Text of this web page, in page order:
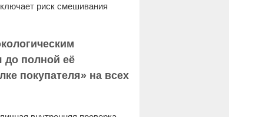
риск смешивания
до полной её
покупателя» на всех